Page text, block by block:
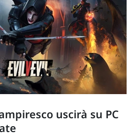
uscirà su PC